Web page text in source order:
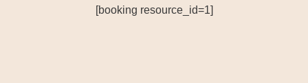
[booking resource_id=1]